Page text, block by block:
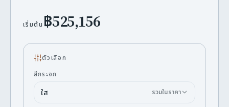
เริ่มต้น ฿525,156
ตัวเลือก
สีกระจก
ใส รวมในราคา